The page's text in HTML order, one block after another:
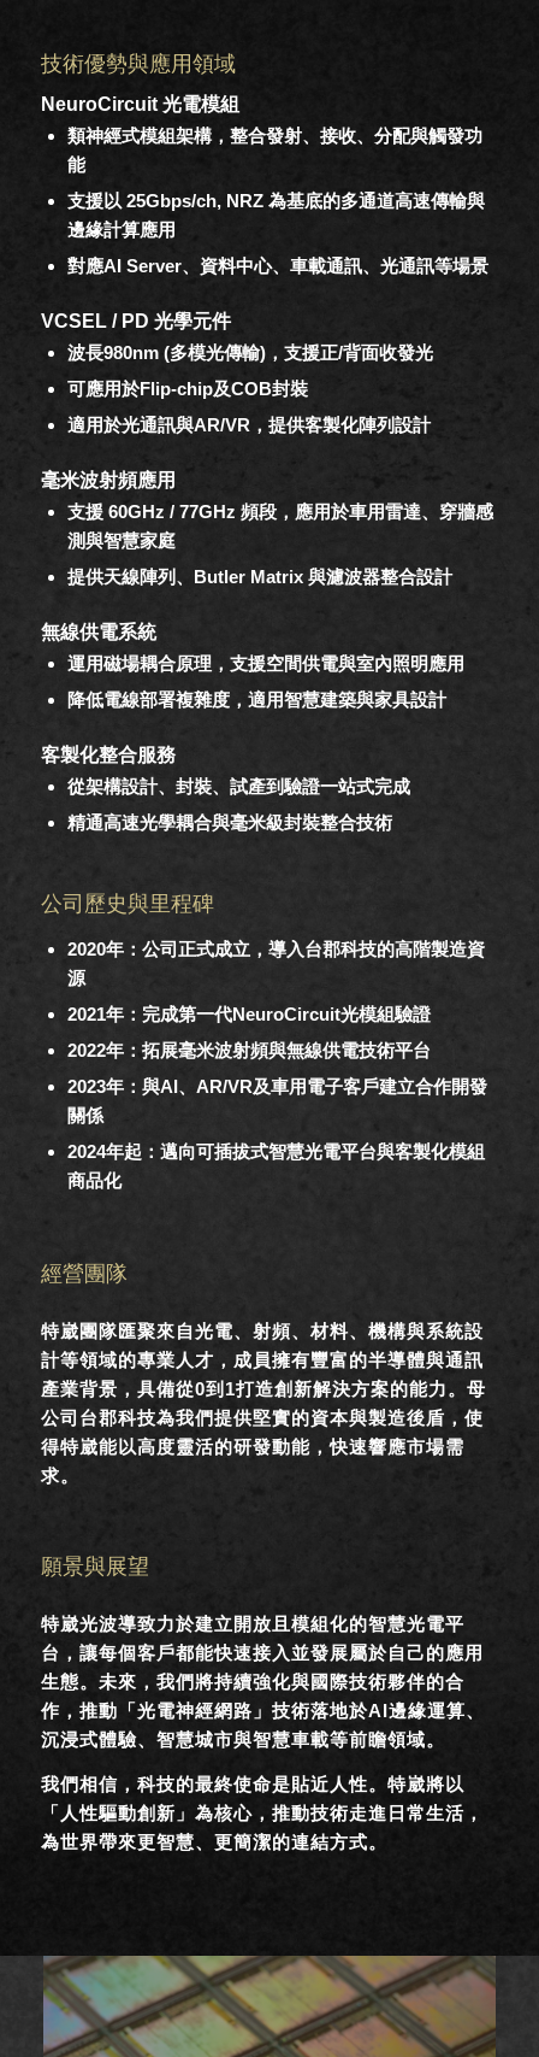
技術優勢與應用領域
NeuroCircuit 光電模組
類神經式模組架構，整合發射、接收、分配與觸發功
能
支援以 25Gbps/ch, NRZ 為基底的多通道高速傳輸與
邊緣計算應用
對應AI Server、資料中心、車載通訊、光通訊等場景
VCSEL / PD 光學元件
波長980nm (多模光傳輸)，支援正/背面收發光
可應用於Flip-chip及COB封裝
適用於光通訊與AR/VR，提供客製化陣列設計
毫米波射頻應用
支援 60GHz / 77GHz 頻段，應用於車用雷達、穿牆感
測與智慧家庭
提供天線陣列、Butler Matrix 與濾波器整合設計
無線供電系統
運用磁場耦合原理，支援空間供電與室內照明應用
降低電線部署複雜度，適用智慧建築與家具設計
客製化整合服務
從架構設計、封裝、試產到驗證一站式完成
精通高速光學耦合與毫米級封裝整合技術
公司歷史與里程碑
2020年：公司正式成立，導入台郡科技的高階製造資
源
2021年：完成第一代NeuroCircuit光模組驗證
2022年：拓展毫米波射頻與無線供電技術平台
2023年：與AI、AR/VR及車用電子客戶建立合作開發
關係
2024年起：邁向可插拔式智慧光電平台與客製化模組
商品化
經營團隊
特崴團隊匯聚來自光電、射頻、材料、機構與系統設
計等領域的專業人才，成員擁有豐富的半導體與通訊
產業背景，具備從0到1打造創新解決方案的能力。母
公司台郡科技為我們提供堅實的資本與製造後盾，使
得特崴能以高度靈活的研發動能，快速響應市場需
求。
願景與展望
特崴光波導致力於建立開放且模組化的智慧光電平
台，讓每個客戶都能快速接入並發展屬於自己的應用
生態。未來，我們將持續強化與國際技術夥伴的合
作，推動「光電神經網路」技術落地於AI邊緣運算、
沉浸式體驗、智慧城市與智慧車載等前瞻領域。
我們相信，科技的最終使命是貼近人性。特崴將以
「人性驅動創新」為核心，推動技術走進日常生活，
為世界帶來更智慧、更簡潔的連結方式。